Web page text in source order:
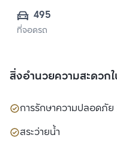
495
ที่จอดรถ
สิ่งอำนวยความสะดวก
การรักษาความปลอดภัย
สระว่ายน้ำ